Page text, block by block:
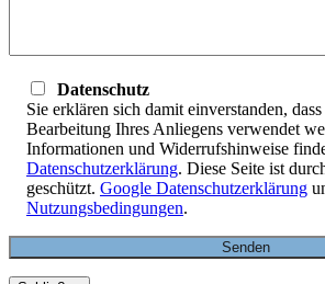
Datenschutz
Sie erklären sich damit einverstanden,
Bearbeitung Ihres Anliegens verwendet
Informationen und Widerrufshinweise
Datenschutzerklärung. Diese Seite ist
geschützt. Google Datenschutzerklärung
Nutzungsbedingungen.